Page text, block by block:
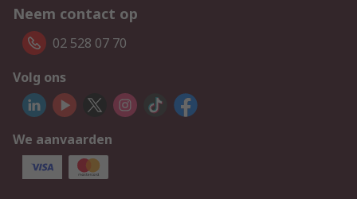
Neem contact op
02 528 07 70
Volg ons
We aanvaarden